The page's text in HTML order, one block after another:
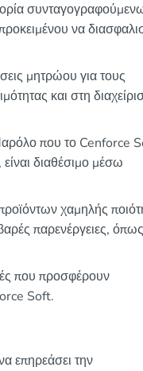
να
μητρώου για τους
και στη
που το Cenforce
διαθέσιμο μέσω
χαμηλής
παρενέργειες,
που προσφέρουν
Soft.
επηρεάσει την